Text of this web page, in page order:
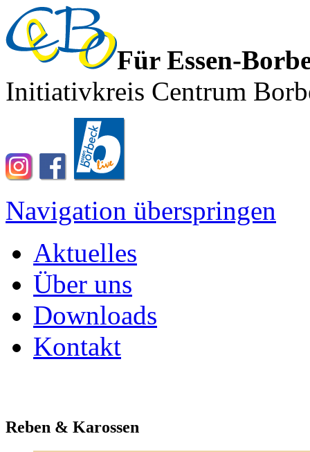
Für Essen-
Initiativkreis Centrum
Navigation überspringen
Aktuelles
Über uns
Downloads
Kontakt
Reben & Karossen